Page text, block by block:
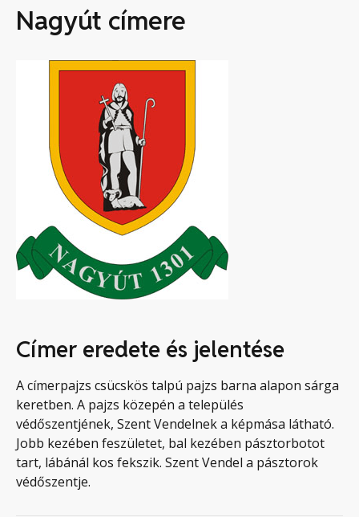
Nagyút címere
Címer eredete és jelentése
A címerpajzs csücskös talpú pajzs barna alapon sárga
keretben. A pajzs közepén a település
védőszentjének, Szent Vendelnek a képmása látható.
Jobb kezében feszületet, bal kezében pásztorbotot
tart, lábánál kos fekszik. Szent Vendel a pásztorok
védőszentje.